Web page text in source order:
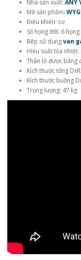
Nhà sản xuất: ANY
Mã sản phẩm:
Điều khiển: cơ
Số họng đốt: 6 họng
Bếp sử dụngvan
Hiệu suất tỏa nhiệt:
Thân lò được bằng
Kích thước tổng
Kích thước buồng
Trọng lượng: 47 kg